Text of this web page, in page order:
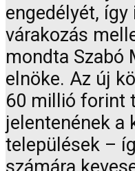
engedélyét,
várakozás
mondta Szabó
elnöke. Az új
60 millió forint
jelentenének a
települések –